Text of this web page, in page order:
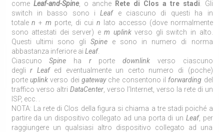
come Leaf-and-Spine, o anche Rete di Clos a tre stadi . Gli
switch in basso sono iLeafe ciascuno di questi ha in
totalen +m porte, di cui n lato accesso (dove normalmente
sono attestati dei server) em uplinkverso gli switch in alto.
Questi ultimi sono gli Spinee sono in numero di norma
abbastanza inferiore ai Leaf.
CiascunoSpine ha rportedownlink verso ciascuno
deglir Leafed eventualmente un certo numero di (poche)
porte uplinkverso dei gatewayche consentono il forwarding del
traffico verso altri DataCenter, verso l’Internet, verso la rete di un
ISP, ecc. .
NOTA: La rete di Clos della figura si chiama a tre stadi poiché a
partire da un dispositivo collegato ad una porta di un Leaf, per
raggiungere un qualsiasi altro dispositivo collegato ad una